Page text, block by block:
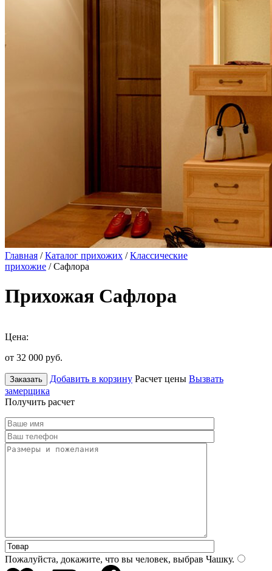
Главная /Каталог прихожих /Классические
прихожие / Сафлора
Прихожая Сафлора
Цена:
от 32 000 руб.
Заказать Добавить в корзину Расчет цены Вызвать
замерщика
Получить расчет
Пожалуйста, докажите, что вы человек, выбрав Чашку.